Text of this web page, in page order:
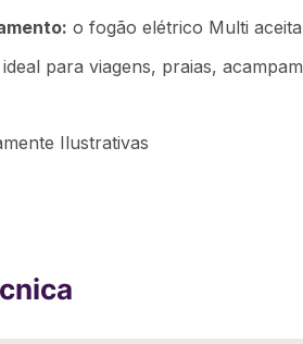
o fogão elétrico Multi
ideal para viagens, praias,
Ilustrativas